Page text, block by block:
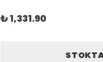
₺ 1,331.90